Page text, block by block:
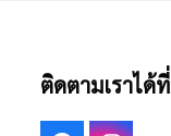
ติดตามเราได้ที่